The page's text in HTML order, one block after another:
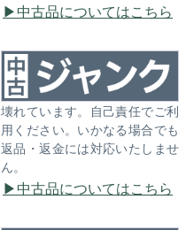
中古品についてはこちら
壊れています。自己責任でご利
用ください。いかなる場合でも
返品・返金には対応いたしませ
ん。
中古品についてはこちら